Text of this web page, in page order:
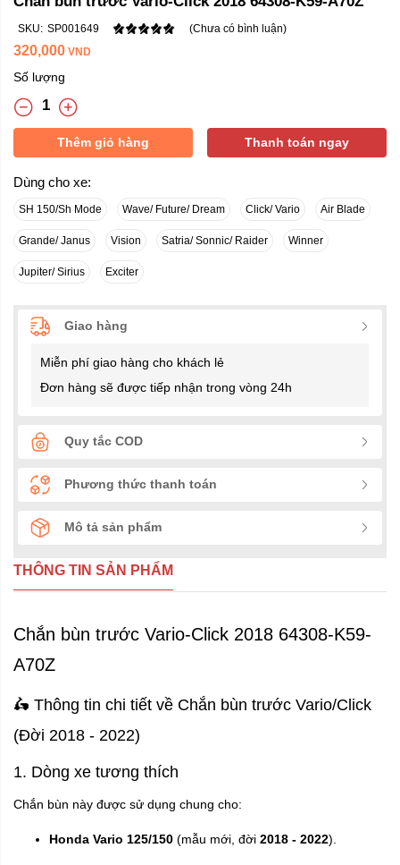
SKU: SP001649 (Chưa có bình luận)
320,000 VND
Số lượng
Thêm giỏ hàng Thanh toán ngay
Dùng cho xe:
SH 150/Sh Mode Wave/ Future/ Dream Click/ Vario Air Blade
Grande/ Janus Vision Satria/ Sonnic/ Raider Winner
Jupiter/ Sirius Exciter
Giao hàng
Miễn phí giao hàng cho khách lẻ
Đơn hàng sẽ được tiếp nhận trong vòng 24h
Quy tắc COD
Phương thức thanh toán
Mô tả sản phẩm
THÔNG TIN SẢN PHẨM
Chắn bùn trước Vario-Click 2018 64308-K59-
A70Z
🛵 Thông tin chi tiết về Chắn bùn trước Vario/Click
(Đời 2018 - 2022)
1. Dòng xe tương thích
Chắn bùn này được sử dụng chung cho:
Honda Vario 125/150 (mẫu mới, đời 2018 - 2022).